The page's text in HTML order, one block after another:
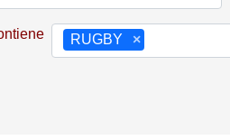
×
RUGBY